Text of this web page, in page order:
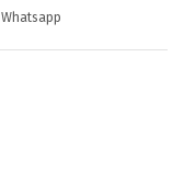
Whatsapp